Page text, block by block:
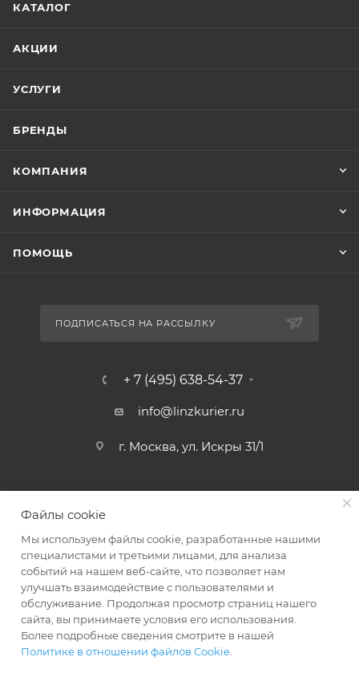
КАТАЛОГ
АКЦИИ
УСЛУГИ
БРЕНДЫ
КОМПАНИЯ
ИНФОРМАЦИЯ
ПОМОЩЬ
ПОДПИСАТЬСЯ НА РАССЫЛКУ
+ 7 (495) 638-54-37
info@linzkurier.ru
г. Москва, ул. Искры 31/1
2008 - 2026 © Интернет магазин Линз Курьер
Файлы cookie
Мы используем файлы cookie, разработанные нашими
специалистами и третьими лицами, для анализа
событий на нашем веб-сайте, что позволяет нам
улучшать взаимодействие с пользователями и
обслуживание. Продолжая просмотр страниц нашего
сайта, вы принимаете условия его использования.
Более подробные сведения смотрите в нашей
Политике в отношении файлов Cookie